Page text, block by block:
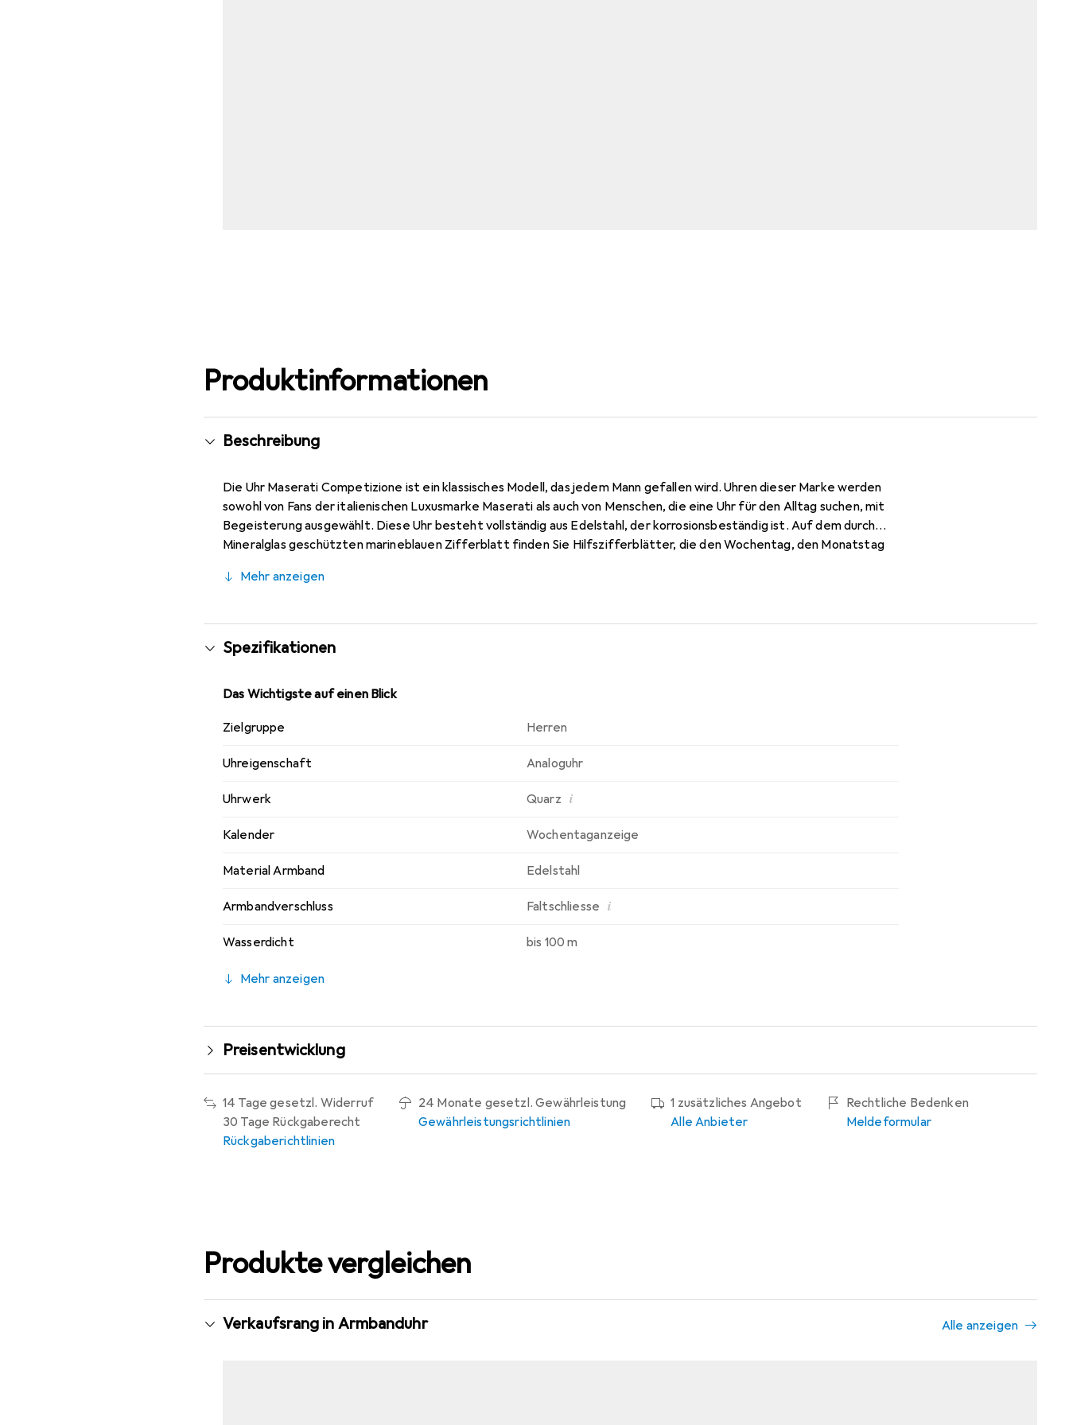
Produktinformationen
Beschreibung
Die Uhr Maserati Competizione ist ein klassisches Modell, das jedem Mann gefallen wird. Uhren dieser Marke werden
sowohl von Fans der italienischen Luxusmarke Maserati als auch von Menschen, die eine Uhr für den Alltag suchen, mit
Begeisterung ausgewählt. Diese Uhr besteht vollständig aus Edelstahl, der korrosionsbeständig ist. Auf dem durch
Mineralglas geschützten marineblauen Zifferblatt finden Sie Hilfszifferblätter, die den Wochentag, den Monatstag
Quarzwerk verantwortlich. Die Uhr Maserati Competizione hat eine Wasserdichtigkeitsklasse von 10 ATM, was
enthalten – perfekt als Geschenk.
Mehr anzeigen
Spezifikationen
Das Wichtigste auf einen Blick
Zielgruppe Herren
Uhreigenschaft Analoguhr
Uhrwerk Quarz i
Kalender Wochentaganzeige
Material Armband Edelstahl
Armbandverschluss Faltschliesse i
Wasserdicht bis 100 m
Mehr anzeigen
Preisentwicklung
14 Tage gesetzl. Widerruf
30 Tage Rückgaberecht
Rückgaberichtlinien
24 Monate gesetzl. Gewährleistung
Gewährleistungsrichtlinien
1 zusätzliches Angebot
Alle Anbieter
Rechtliche Bedenken
Meldeformular
Produkte vergleichen
Verkaufsrang in Armbanduhr Alle anzeigen